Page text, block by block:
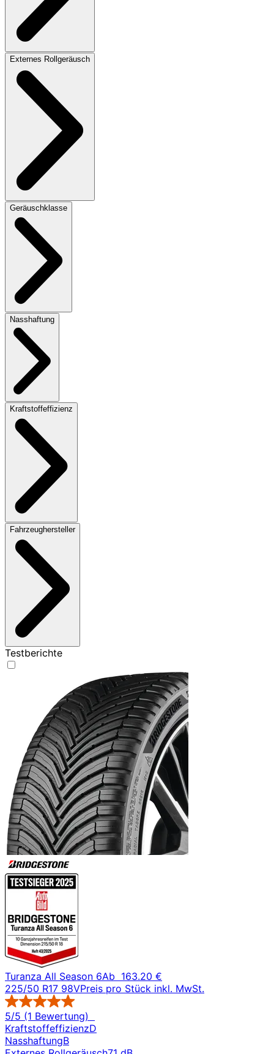
Externes Rollgeräusch
Geräuschklasse
Nasshaftung
Kraftstoffeffizienz
Fahrzeughersteller
Testberichte
Turanza All Season 6Ab 163.20 €
225/50 R17 98VPreis pro Stück inkl. MwSt.
5/5 (1 Bewertung)
KraftstoffeffizienzD
NasshaftungB